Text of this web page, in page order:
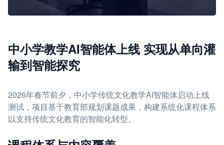
中小学教学AI智能体上线 实现从单向灌
输到智能探究
2026年春节前夕，中小学传统文化教学AI智能体启动上线
测试，项目基于教育部规划课题成果，构建系统化课程体系
以支持传统文化教育的智能化转型。